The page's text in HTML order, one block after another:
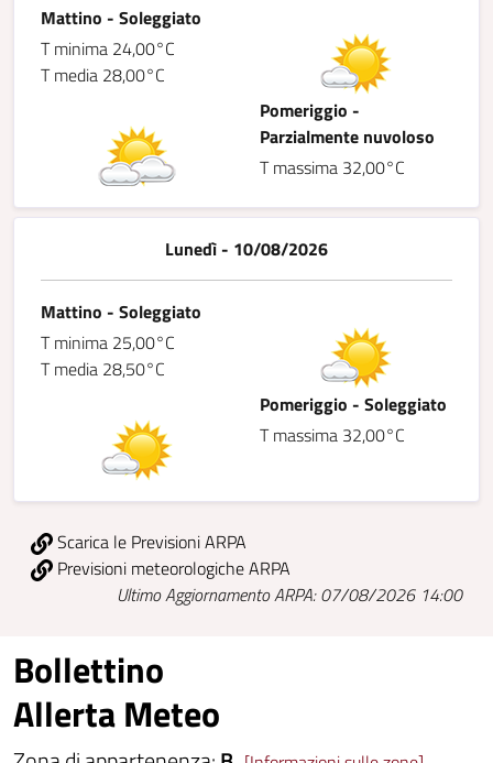
Mattino - Soleggiato
T minima 24,00°C
T media 28,00°C
Pomeriggio -
Parzialmente nuvoloso
T massima 32,00°C
Lunedì - 10/08/2026
Mattino - Soleggiato
T minima 25,00°C
T media 28,50°C
Pomeriggio - Soleggiato
T massima 32,00°C
Scarica le Previsioni ARPA
Previsioni meteorologiche ARPA
Ultimo Aggiornamento ARPA: 07/08/2026 14:00
Bollettino
Allerta Meteo